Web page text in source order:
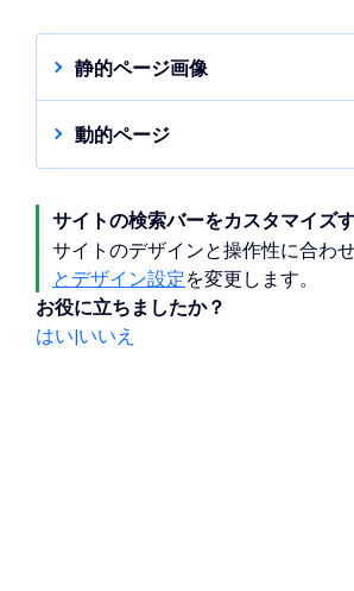
クリックしてハイライト
し、スライダーをドラ
明度を調整します。
フォントの色・スタイル
を選択し、テキストに太
または下線を追加します
静的ページ画像
静的ページ（Wix アプリや
いない通常のサイトページ）は
ア設定で指定した画像が使用さ
注意 ：このタブを表示するには
「検索結果に表示」の設定で有
があります。
ページの SNS シェア設定を変更
動的ページ
動的ページのサムネイル画像は
す。「フィールドを追加」をク
と、サムネイル画像を設定でき
サイトの検索バーをカスタマイズ
サイトのデザインと操作性に合わ
とデザイン設定を変更します。
お役に立ちましたか？
はい|いいえ